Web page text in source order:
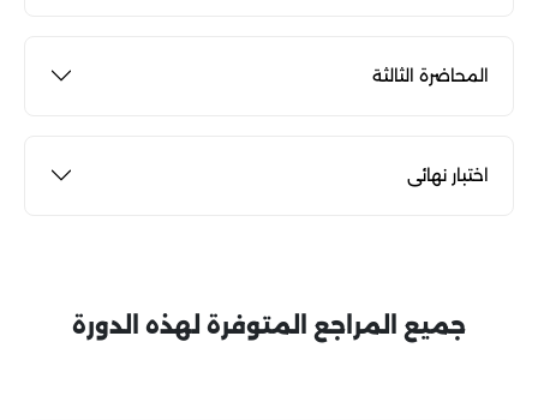
المحاضرة الثالثة
اختبار نهائى
جميع المراجع المتوفرة لهذه الدورة